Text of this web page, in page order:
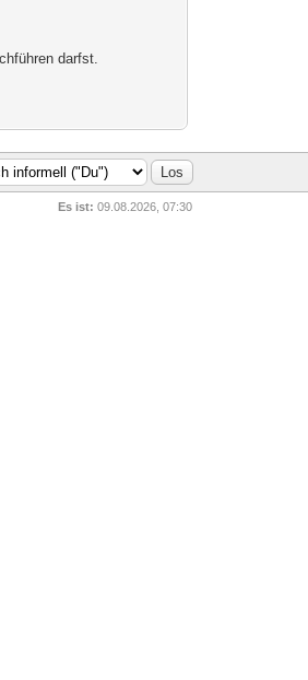
darfst.
Es ist: 09.08.2026, 07:30